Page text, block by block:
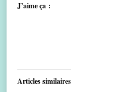
J’aime ça :
Articles similaires